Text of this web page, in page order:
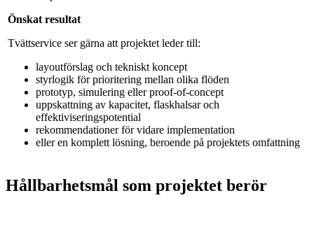
Önskat resultat
Tvättservice ser gärna att projektet leder till:
layoutförslag och tekniskt koncept
styrlogik för prioritering mellan olika flöden
prototyp, simulering eller proof‑of‑concept
uppskattning av kapacitet, flaskhalsar och
effektiviseringspotential
rekommendationer för vidare implementation
eller en komplett lösning, beroende på projektets omfattning
Hållbarhetsmål som projektet berör